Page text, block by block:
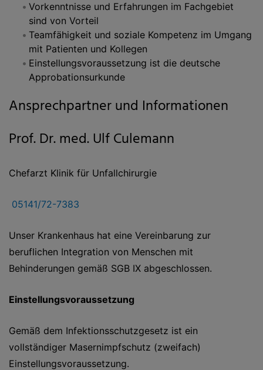
Vorkenntnisse und Erfahrungen im Fachgebiet
sind von Vorteil
Teamfähigkeit und soziale Kompetenz im Umgang
mit Patienten und Kollegen
Einstellungsvoraussetzung ist die deutsche
Approbationsurkunde
Ansprechpartner und Informationen
Prof. Dr. med. Ulf Culemann
Chefarzt Klinik für Unfallchirurgie
05141/72-7383
Unser Krankenhaus hat eine Vereinbarung zur
beruflichen Integration von Menschen mit
Behinderungen gemäß SGB IX abgeschlossen.
Einstellungsvoraussetzung
Gemäß dem Infektionsschutzgesetz ist ein
vollständiger Masernimpfschutz (zweifach)
Einstellungsvoraussetzung.